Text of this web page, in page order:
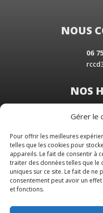
Gérer le
Pour offrir les meilleures
telles que les cookies pour
appareils. Le fait de consentir à
traiter des données telles que le
uniques sur ce site. Le fait de
consentement peut avoir un
et fonctions.
NOUS
06
NOS
Du
Samedi